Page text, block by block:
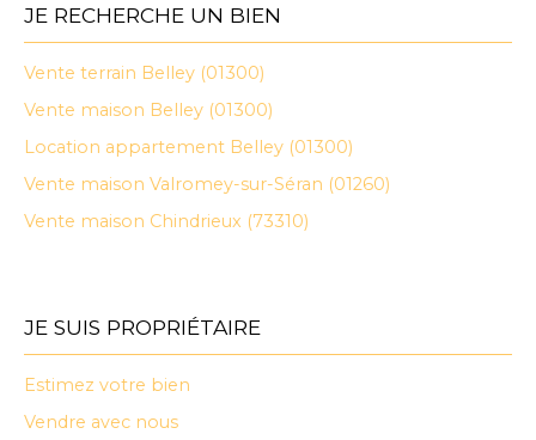
JE RECHERCHE UN BIEN
Vente terrain Belley (01300)
Vente maison Belley (01300)
Location appartement Belley (01300)
Vente maison Valromey-sur-Séran (01260)
Vente maison Chindrieux (73310)
JE SUIS PROPRIÉTAIRE
Estimez votre bien
Vendre avec nous